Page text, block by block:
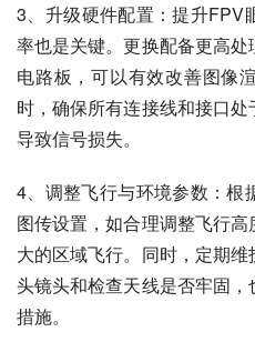
3、升级硬件配置：提升FPV
率也是关键。更换配备更高
电路板，可以有效改善图像
时，确保所有连接线和接口
导致信号损失。
4、调整飞行与环境参数：根
图传设置，如合理调整飞行
大的区域飞行。同时，定期
头镜头和检查天线是否牢固
措施。